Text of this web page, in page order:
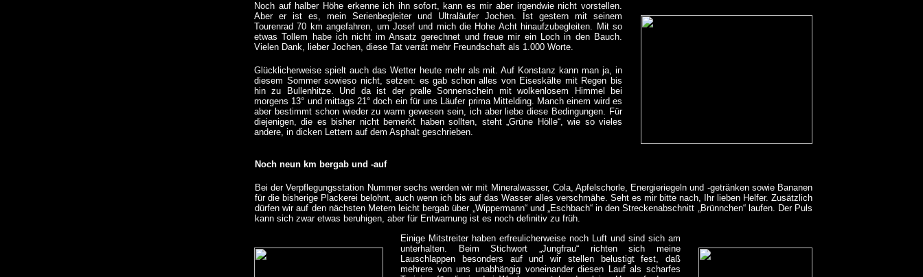
Noch auf halber Höhe erkenne ich ihn sofort, kann es mir aber irgendwie nicht vorstellen.
Aber er ist es, mein Serienbegleiter und Ultraläufer Jochen. Ist gestern mit seinem
Tourenrad 70 km angefahren, um Josef und mich die Hohe Acht hinaufzubegleiten. Mit so
etwas Tollem habe ich nicht im Ansatz gerechnet und freue mir ein Loch in den Bauch.
Vielen Dank, lieber Jochen, diese Tat verrät mehr Freundschaft als 1.000 Worte.
Glücklicherweise spielt auch das Wetter heute mehr als mit. Auf Konstanz kann man ja, in
diesem Sommer sowieso nicht, setzen: es gab schon alles von Eiseskälte mit Regen bis
hin zu Bullenhitze. Und da ist der pralle Sonnenschein mit wolkenlosem Himmel bei
morgens 13° und mittags 21° doch ein für uns Läufer prima Mittelding. Manch einem wird es
aber bestimmt schon wieder zu warm gewesen sein, ich aber liebe diese Bedingungen. Für
diejenigen, die es bisher nicht bemerkt haben sollten, steht „Grüne Hölle“, wie so vieles
andere, in dicken Lettern auf dem Asphalt geschrieben.
Noch neun km bergab und -auf
Bei derVerpflegungsstation Nummer sechswerden wir mit Mineralwasser, Cola, Apfelschorle, Energieriegeln und -getränken sowie Bananen
für die bisherige Plackerei belohnt, auch wenn ich bis auf das Wasser alles verschmähe. Seht es mir bitte nach, Ihr lieben Helfer. Zusätzlich
dürfen wir auf den nächsten Metern leicht bergab über „Wippermann“ und „Eschbach“ in den Streckenabschnitt „Brünnchen“ laufen. Der Puls
kann sich zwar etwas beruhigen, aber für Entwarnung ist es noch definitiv zu früh.
Einige Mitstreiter haben erfreulicherweise noch Luft und sind sich am
unterhalten. Beim Stichwort „Jungfrau“ richten sich meine
Lauschlappen besonders auf und wir stellen belustigt fest, daß
mehrere von uns unabhängig voneinander diesen Lauf als scharfes